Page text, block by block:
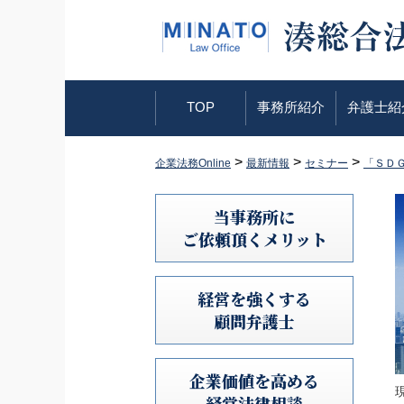
TOP 事務所紹介 弁護士紹
企業法務Online > 最新情報 > セミナー > 「Ｓ
当事務所に
ご依頼頂くメリット
経営を強くする
顧問弁護士
企業価値を高める